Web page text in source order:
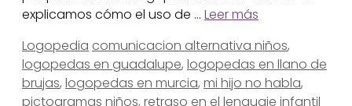
explicamos cómo el uso de … Leer más
Categorías
Logopedia Etiquetas
comunicacion alternativa niños,
logopedas en guadalupe, logopedas en llano de
brujas, logopedas en murcia, mi hijo no habla,
pictogramas niños, retraso en el lenguaje infantil